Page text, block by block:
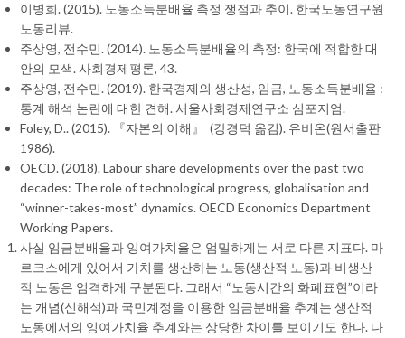
이병희. (2015). 노동소득분배율 측정 쟁점과 추이. 한국노동연구원
노동리뷰.
주상영, 전수민. (2014). 노동소득분배율의 측정: 한국에 적합한 대
안의 모색. 사회경제평론, 43.
주상영, 전수민. (2019). 한국경제의 생산성, 임금, 노동소득분배율 :
통계 해석 논란에 대한 견해. 서울사회경제연구소 심포지엄.
Foley, D.. (2015). 『자본의 이해』 (강경덕 옮김). 유비온(원서출판
1986).
OECD. (2018). Labour share developments over the past two
decades: The role of technological progress, globalisation and
“winner-takes-most” dynamics. OECD Economics Department
Working Papers.
사실 임금분배율과 잉여가치율은 엄밀하게는 서로 다른 지표다. 마
르크스에게 있어서 가치를 생산하는 노동(생산적 노동)과 비생산
적 노동은 엄격하게 구분된다. 그래서 “노동시간의 화폐표현”이라
는 개념(신해석)과 국민계정을 이용한 임금분배율 추계는 생산적
노동에서의 잉여가치율 추계와는 상당한 차이를 보이기도 한다. 다